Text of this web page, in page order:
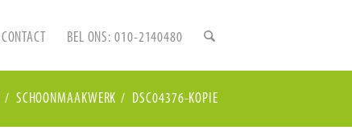
CONTACT BEL ONS: 010-2140480
/ SCHOONMAAKWERK / DSC04376-KOPIE